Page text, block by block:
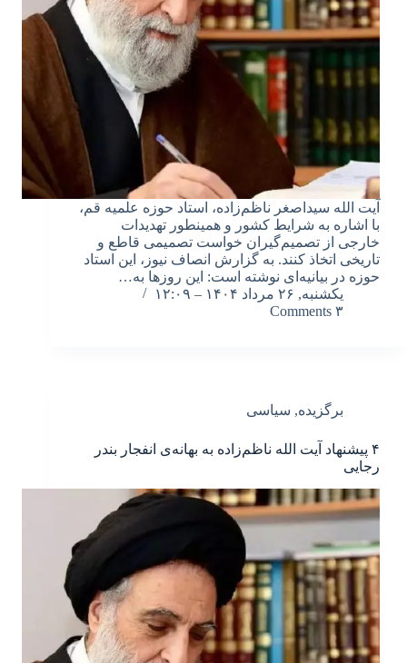
آیت الله سیداصغر ناظم‌زاده، استاد حوزه علمیه قم،
با اشاره به شرایط کشور و همینطور تهدیدات
خارجی از تصمیم‌گیران خواست تصمیمی قاطع و
تاریخی اتخاذ کنند. به گزارش انصاف نیوز، این استاد
حوزه در بیانیه‌ای نوشته است: این روزها به…
یکشنبه, ۲۶ مرداد ۱۴۰۴ – ۱۲:۰۹
۳ Comments
برگزیده, سیاسی
۴ پیشنهاد آیت الله ناظم‌زاده به بهانه‌ی انفجار بندر
رجایی